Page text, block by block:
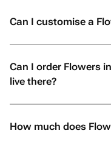
Can I customise a
Can I order Flowers
live there?
How much does